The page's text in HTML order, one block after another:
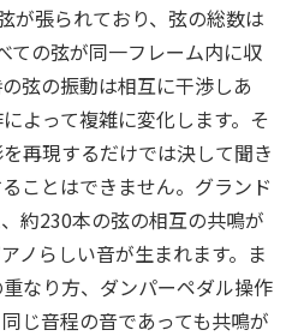
が張られており、弦の総数は
ての弦が同一フレーム内に収
弦の振動は相互に干渉しあ
よって複雑に変化します。そ
再現するだけでは決して聞き
ことはできません。グランド
約230本の弦の相互の共鳴が
ノらしい音が生まれます。ま
なり方、ダンパーペダル操作
じ音程の音であっても共鳴が